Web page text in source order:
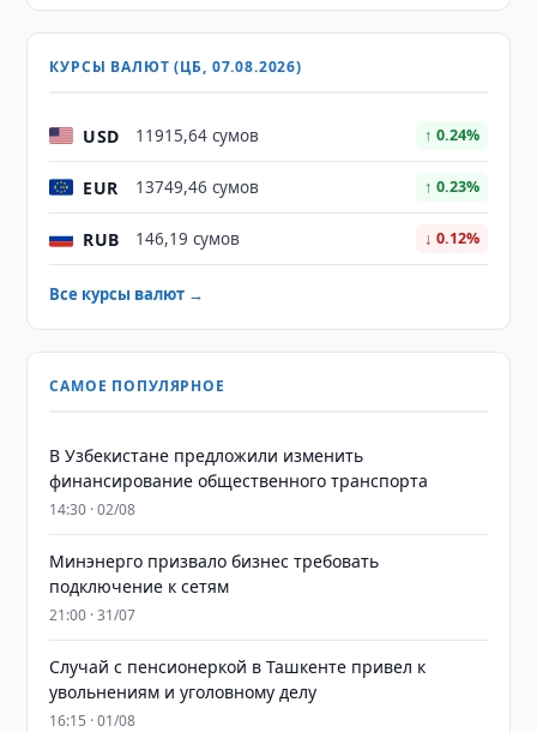
КУРСЫ ВАЛЮТ (ЦБ, 07.08.2026)
USD 11915,64 сумов ↑ 0.24%
EUR 13749,46 сумов ↑ 0.23%
RUB 146,19 сумов ↓ 0.12%
Все курсы валют →
САМОЕ ПОПУЛЯРНОЕ
В Узбекистане предложили изменить
финансирование общественного транспорта
14:30 · 02/08
Минэнерго призвало бизнес требовать
подключение к сетям
21:00 · 31/07
Случай с пенсионеркой в Ташкенте привел к
увольнениям и уголовному делу
16:15 · 01/08